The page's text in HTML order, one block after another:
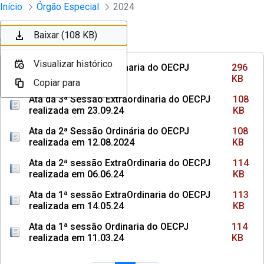
Pular para o Conteúdo principal
Sessões e Reuniões - Documentos
Início Órgão Especial 2024
Ordenar Filtro
Ata da 3ª Sessão Ordinaria do OECPJ
realizada em 14.10.24
296
KB
Ata da 3ª Sessão Extraordinaria do OECPJ
realizada em 23.09.24
108
KB
Ata da 2ª Sessão Ordinária do OECPJ
realizada em 12.08.2024
108
KB
Ata da 2ª sessão ExtraOrdinaria do OECPJ
realizada em 06.06.24
114
KB
Ata da 1ª sessão ExtraOrdinaria do OECPJ
realizada em 14.05.24
113
KB
Ata da 1ª sessão Ordinaria do OECPJ
realizada em 11.03.24
114
KB
Baixar (296 KB)
Visualizar histórico
Copiar para
Baixar (108 KB)
Visualizar histórico
Copiar para
Baixar (108 KB)
Visualizar histórico
Copiar para